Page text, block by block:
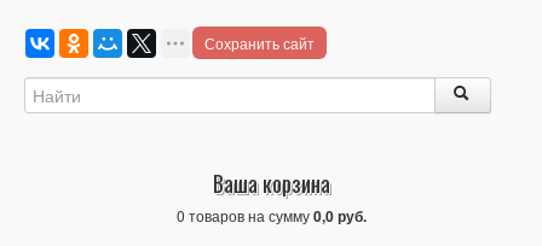
Сохранить сайт
Ваша корзина
0 товаров на сумму0,0 руб.